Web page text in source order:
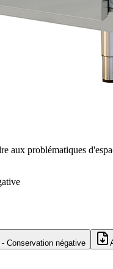
aux problématiques
Conservation négative